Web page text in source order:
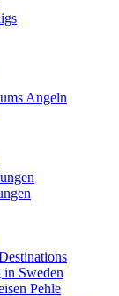
Angeln
in Sweden
Pehle